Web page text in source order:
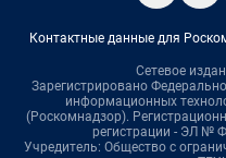
Контактные данные для
Сетевое
Зарегистрировано
информационных
(Роскомнадзор).
регистрации - ЭЛ №
Учредитель: Общество с